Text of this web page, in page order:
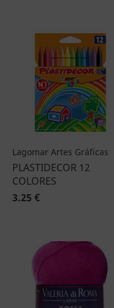
Lagomar Artes Gráficas
PLASTIDECOR 12
COLORES
3.25 €